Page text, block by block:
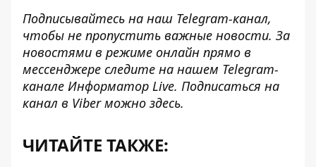
Подписывайтесь на наш Telegram-канал,
чтобы не пропустить важные новости. За
новостями в режиме онлайн прямо в
мессенджере следите на нашем Telegram-
канале Информатор Live. Подписаться на
канал в Viber можно здесь.
ЧИТАЙТЕ ТАКЖЕ: